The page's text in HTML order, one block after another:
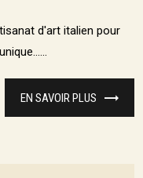
d'art italien pour
EN SAVOIR PLUS